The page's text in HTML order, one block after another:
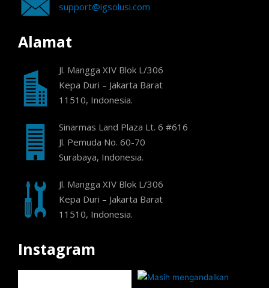
support@igsolusi.com
Alamat
Jl. Mangga XIV Blok L/306
Kepa Duri – Jakarta Barat
11510, Indonesia.
Sinarmas Land Plaza Lt. 6 #616
Jl. Pemuda No. 60-70
Surabaya, Indonesia.
Jl. Mangga XIV Blok L/306
Kepa Duri – Jakarta Barat
11510, Indonesia.
Instagram